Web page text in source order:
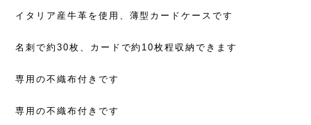
イタリア産牛革を使用、薄型カードケースです
名刺で約30枚、カードで約10枚程収納できます
専用の不織布付きです
専用の不織布付きです